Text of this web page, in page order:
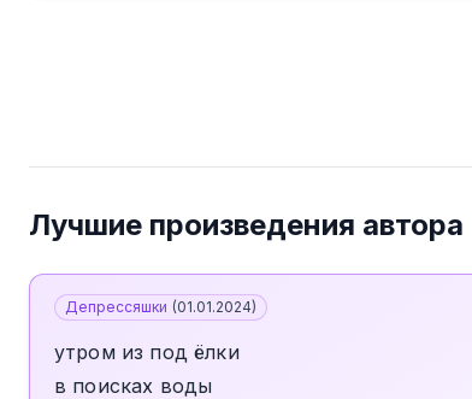
Лучшие произведения автора
Депрессяшки (01.01.2024)
утром из под ёлки
в поисках воды